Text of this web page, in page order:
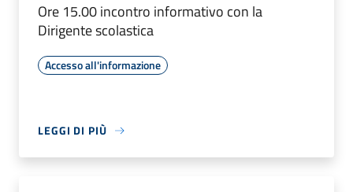
Ore 15.00 incontro informativo con la
Dirigente scolastica
Accesso all'informazione
LEGGI DI PIÙ